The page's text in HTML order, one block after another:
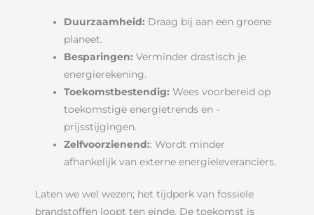
Duurzaamheid: Draag bij aan een groene
planeet.
Besparingen: Verminder drastisch je
energierekening.
Toekomstbestendig: Wees voorbereid op
toekomstige energietrends en -
prijsstijgingen.
Zelfvoorzienend:: Wordt minder
afhankelijk van externe energieleveranciers.
Laten we wel wezen; het tijdperk van fossiele
brandstoffen loopt ten einde. De toekomst is